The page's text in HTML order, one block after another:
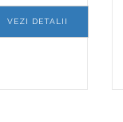
VEZI DETALII